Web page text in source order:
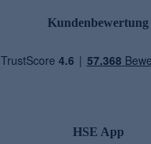
Kundenbewertung
HSE App